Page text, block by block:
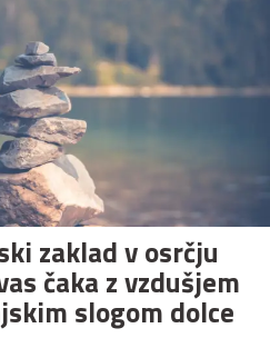
zaklad v osrčju
čaka z vzdušjem
slogom dolce